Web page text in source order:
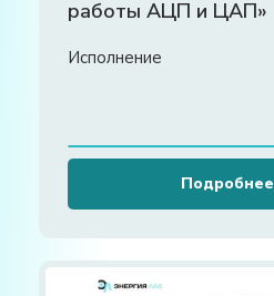
работы АЦП и ЦАП»
Исполнение
Подробнее